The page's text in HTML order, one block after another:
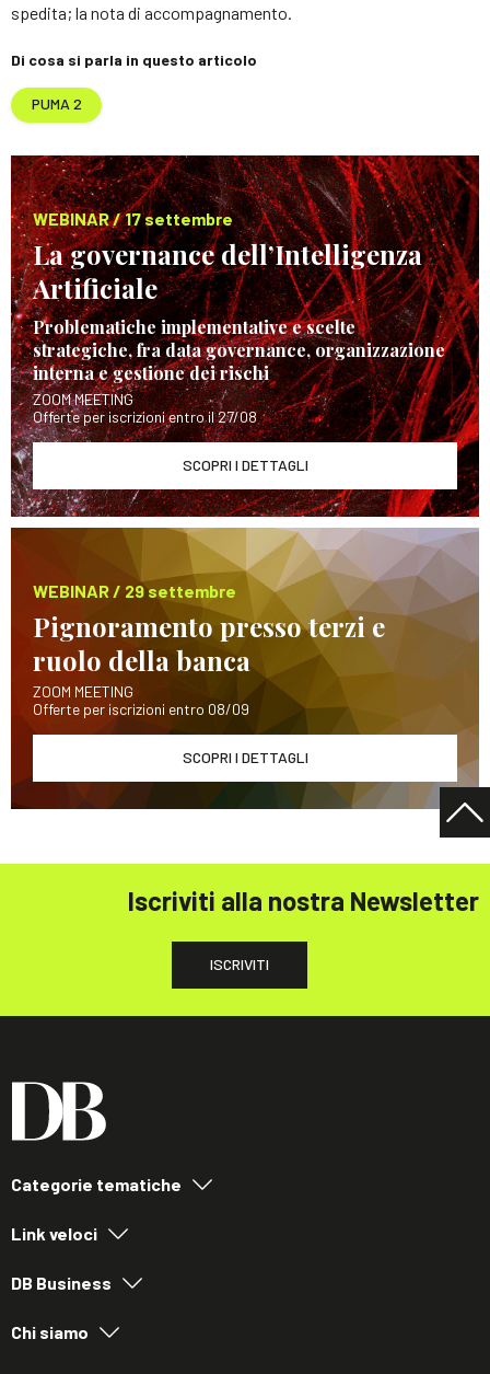
spedita; la nota di accompagnamento.
Di cosa si parla in questo articolo
PUMA 2
WEBINAR / 17 settembre
La governance dell’Intelligenza
Artificiale
Problematiche implementative e scelte
strategiche, fra data governance, organizzazione
interna e gestione dei rischi
ZOOM MEETING
Offerte per iscrizioni entro il 27/08
SCOPRI I DETTAGLI
WEBINAR / 29 settembre
Pignoramento presso terzi e
ruolo della banca
ZOOM MEETING
Offerte per iscrizioni entro 08/09
SCOPRI I DETTAGLI
Iscriviti alla nostra Newsletter
ISCRIVITI
Categorie tematiche
Link veloci
DB Business
Chi siamo